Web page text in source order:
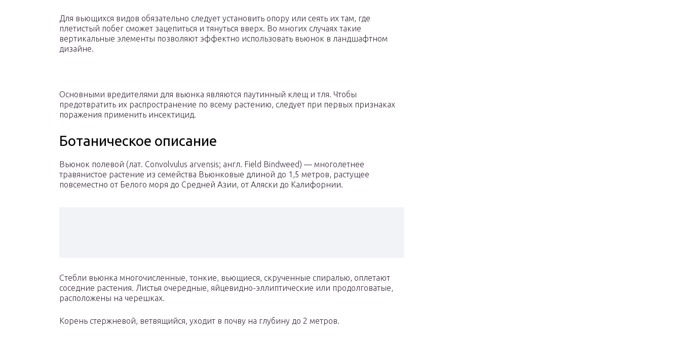
Для вьющихся видов обязательно следует установить опору или сеять их там, где
плетистый побег сможет зацепиться и тянуться вверх. Во многих случаях такие
вертикальные элементы позволяют эффектно использовать вьюнок в ландшафтном
дизайне.
Основными вредителями для вьюнка являются паутинный клещ и тля. Чтобы
предотвратить их распространение по всему растению, следует при первых признаках
поражения применить инсектицид.
Ботаническое описание
Вьюнок полевой (лат. Convolvulus arvensis; англ. Field Bindweed) — многолетнее
травянистое растение из семейства Вьюнковые длиной до 1,5 метров, растущее
повсеместно от Белого моря до Средней Азии, от Аляски до Калифорнии.
Стебли вьюнка многочисленные, тонкие, вьющиеся, скрученные спиралью, оплетают
соседние растения. Листья очередные, яйцевидно-эллиптические или продолговатые,
расположены на черешках.
Корень стержневой, ветвящийся, уходит в почву на глубину до 2 метров.